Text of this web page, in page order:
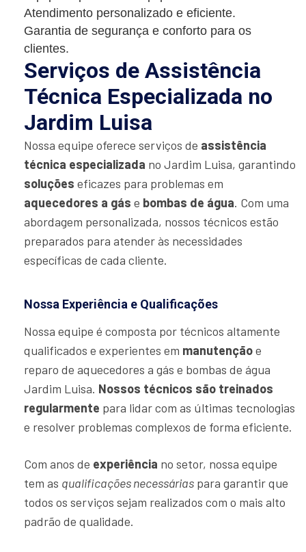
Atendimento personalizado e eficiente.
Garantia de segurança e conforto para os
clientes.
Serviços de Assistência
Técnica Especializada no
Jardim Luisa
Nossa equipe oferece serviços de assistência
técnica especializada no Jardim Luisa, garantindo
soluções eficazes para problemas em
aquecedores a gás e bombas de água. Com uma
abordagem personalizada, nossos técnicos estão
preparados para atender às necessidades
específicas de cada cliente.
Nossa Experiência e Qualificações
Nossa equipe é composta por técnicos altamente
qualificados e experientes em manutençãoe
reparo de aquecedores a gás e bombas de água
Jardim Luisa. Nossos técnicos são treinados
regularmente para lidar com as últimas tecnologias
e resolver problemas complexos de forma eficiente.
Com anos de experiência no setor, nossa equipe
tem as qualificações necessárias para garantir que
todos os serviços sejam realizados com o mais alto
padrão de qualidade.